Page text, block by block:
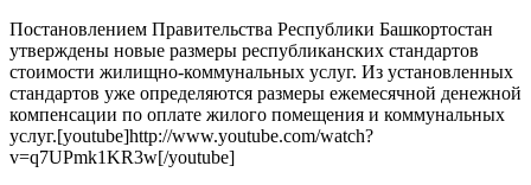
Постановлением Правительства Республики Башкортостан
утверждены новые размеры республиканских стандартов
стоимости жилищно-коммунальных услуг. Из установленных
стандартов уже определяются размеры ежемесячной денежной
компенсации по оплате жилого помещения и коммунальных
услуг.[youtube]http://www.youtube.com/watch?
v=q7UPmk1KR3w[/youtube]